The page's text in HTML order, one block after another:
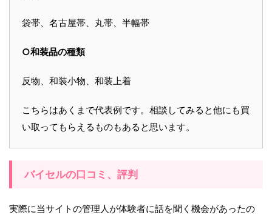
袋帯、名古屋帯、丸帯、半幅帯
○和装品の種類
反物、和装小物、和装上着
こちらはあくまで代表例です。相談してみると他にも買
い取ってもらえるものもあると思います。
バイセルの口コミ、評判
実際に当サイトの管理人が体験者に話を聞く機会があったの